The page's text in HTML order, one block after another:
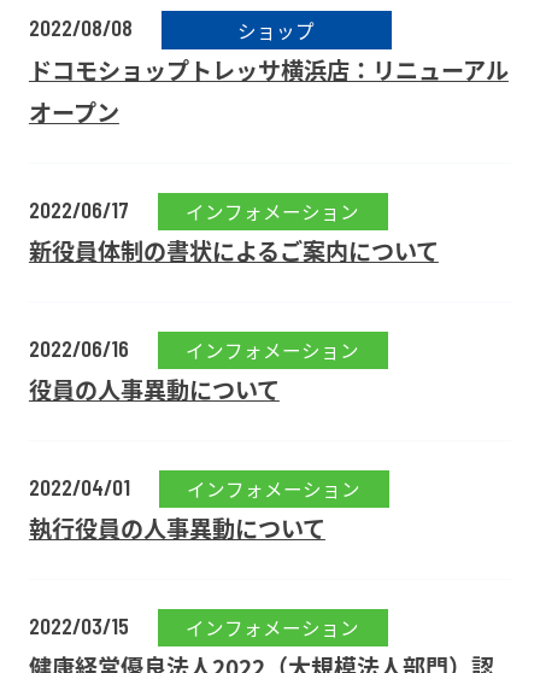
2022/08/08 ショップ
ドコモショップトレッサ横浜店：リニューアル
オープン
2022/06/17 インフォメーション
新役員体制の書状によるご案内について
2022/06/16 インフォメーション
役員の人事異動について
2022/04/01 インフォメーション
執行役員の人事異動について
2022/03/15 インフォメーション